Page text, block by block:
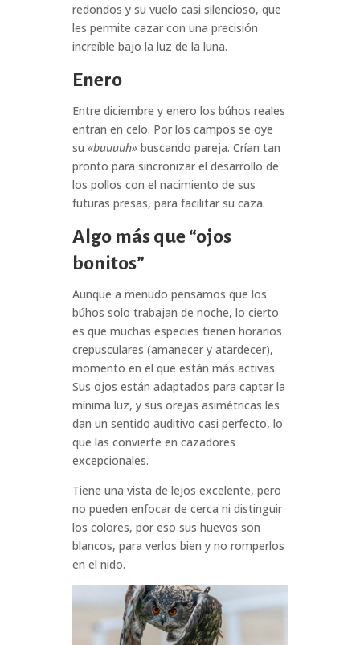
redondos y su vuelo casi silencioso, que
les permite cazar con una precisión
increíble bajo la luz de la luna.
Enero
Entre diciembre y enero los búhos reales
entran en celo. Por los campos se oye
su «buuuuh»buscando pareja. Crían tan
pronto para sincronizar el desarrollo de
los pollos con el nacimiento de sus
futuras presas, para facilitar su caza.
Algo más que “ojos
bonitos”
Aunque a menudo pensamos que los
búhos solo trabajan de noche, lo cierto
es que muchas especies tienen horarios
crepusculares (amanecer y atardecer),
momento en el que están más activas.
Sus ojos están adaptados para captar la
mínima luz, y sus orejas asimétricas les
dan un sentido auditivo casi perfecto, lo
que las convierte en cazadores
excepcionales.
Tiene una vista de lejos excelente, pero
no pueden enfocar de cerca ni distinguir
los colores, por eso sus huevos son
blancos, para verlos bien y no romperlos
en el nido.